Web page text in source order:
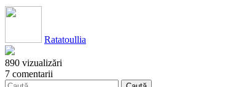
Ratatoullia
890 vizualizări
7 comentarii